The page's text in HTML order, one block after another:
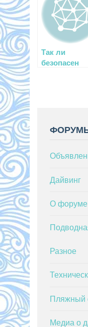
Так ли
безопасен
Дайвинг
О форуме
Разное
Пляжный
Медиа о